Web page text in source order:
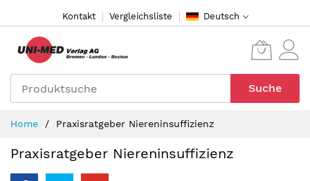
Inhalt
Kontakt Vergleichsliste Deutsch
Suche
Home Praxisratgeber Niereninsuffizienz
Praxisratgeber Niereninsuffizienz